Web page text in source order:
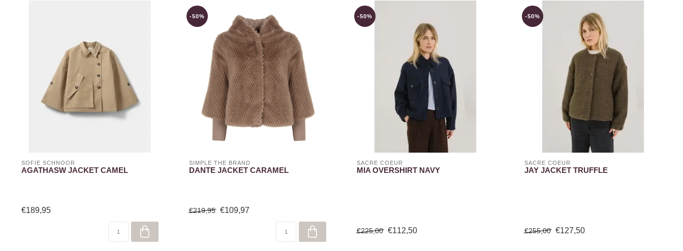
SOFIE SCHNOOR
AGATHASW JACKET CAMEL
€189,95
-50%
SIMPLE THE BRAND
DANTE JACKET CARAMEL
€219,95 €109,97
-50%
SACRÉ COEUR
MIA OVERSHIRT NAVY
€225,00 €112,50
-50%
SACRÉ COEUR
JAY JACKET TRUFFLE
€255,00 €127,50